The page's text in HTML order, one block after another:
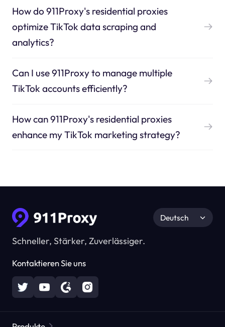
How do 911Proxy's residential proxies
optimize TikTok data scraping and
analytics?
Can I use 911Proxy to manage multiple
TikTok accounts efficiently?
How can 911Proxy's residential proxies
enhance my TikTok marketing strategy?
Schneller, Stärker, Zuverlässiger.
Kontaktieren Sie uns
Deutsch